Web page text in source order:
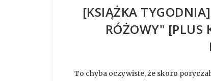
[KSIĄŻKA
RÓŻOWY" [PLUS
To chyba oczywiste, że skoro